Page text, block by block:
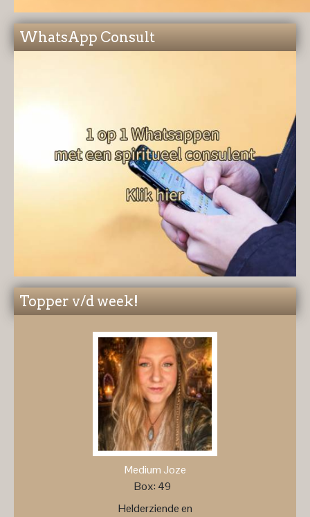
WhatsApp Consult
Topper v/d week!
Medium Joze
Box: 49
Helderziende en